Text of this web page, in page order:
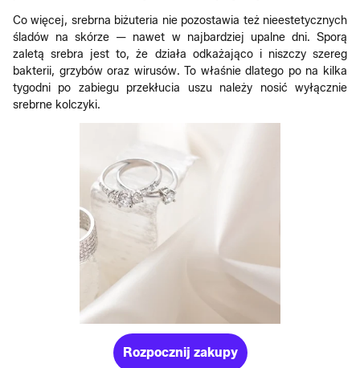
Co więcej, srebrna biżuteria nie pozostawia też nieestetycznych
śladów na skórze — nawet w najbardziej upalne dni. Sporą
zaletą srebra jest to, że działa odkażająco i niszczy szereg
bakterii, grzybów oraz wirusów. To właśnie dlatego po na kilka
tygodni po zabiegu przekłucia uszu należy nosić wyłącznie
srebrne kolczyki.
Rozpocznij zakupy